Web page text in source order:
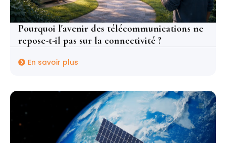
Pourquoi l'avenir des télécommunications ne
repose-t-il pas sur la connectivité ?
En savoir plus